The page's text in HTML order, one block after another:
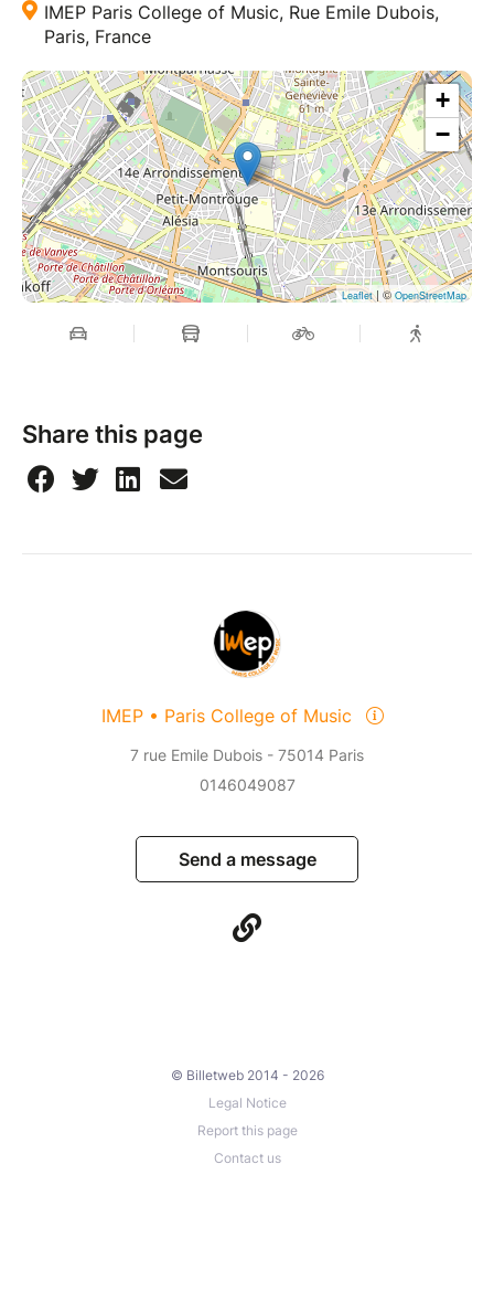
IMEP Paris College of Music, Rue Emile Dubois,
Paris, France
+
−
Leaflet| ©OpenStreetMap
Share this page
IMEP • Paris College of Music
7 rue Emile Dubois - 75014 Paris
0146049087
Send a message
© Billetweb 2014 - 2026
Legal Notice
Report this page
Contact us